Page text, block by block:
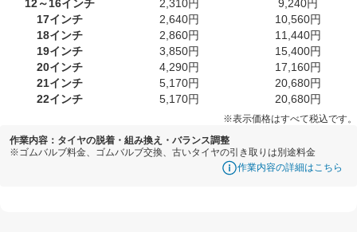
12～16インチ 2,310円
9,240円
17インチ
2,640円
10,560円
18インチ
2,860円
11,440円
19インチ
3,850円
15,400円
20インチ
4,290円
17,160円
21インチ
5,170円
20,680円
22インチ
5,170円 20,680円
※表示価格はすべて税込です。
作業内容：タイヤの脱着・組み換え・バランス調整
※ゴムバルブ料金、ゴムバルブ交換、古いタイヤの引き取りは別途料金
作業内容の詳細はこちら